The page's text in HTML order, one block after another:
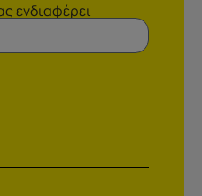
ενδιαφέρει